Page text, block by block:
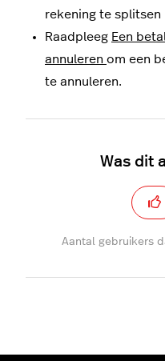
rekening te splitsen
Raadpleeg Een
annuleren om een
te annuleren.
Was dit
Aantal gebruikers